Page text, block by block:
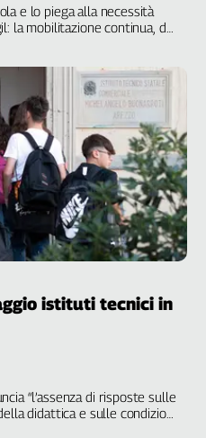
e lo piega alla necessità
la mobilitazione continua, dal
istituti tecnici in
“l’assenza di risposte sulle
didattica e sulle condizioni